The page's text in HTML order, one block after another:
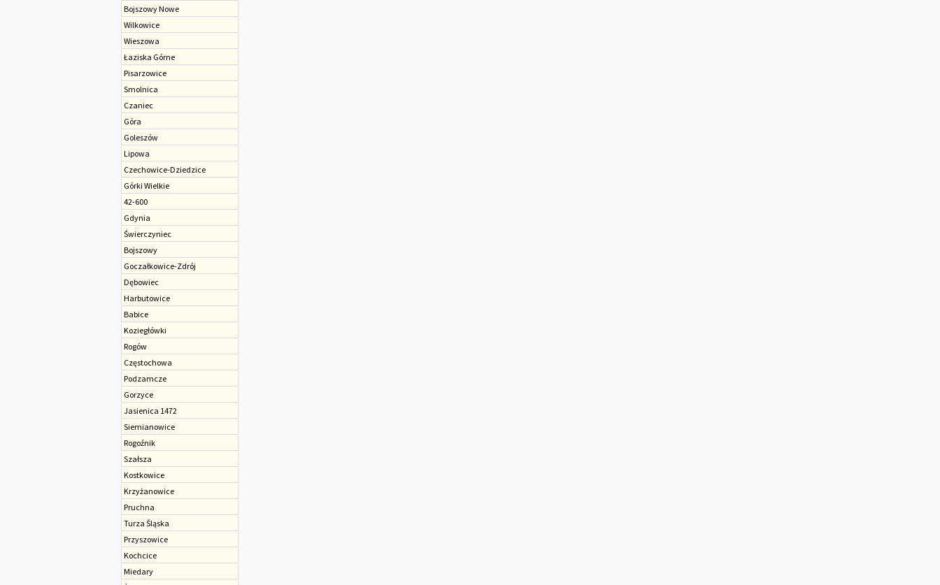
Bojszowy Nowe
Wilkowice
Wieszowa
Łaziska Górne
Pisarzowice
Smolnica
Czaniec
Góra
Goleszów
Lipowa
Czechowice-Dziedzice
Górki Wielkie
42-600
Gdynia
Świerczyniec
Bojszowy
Goczałkowice-Zdrój
Dębowiec
Harbutowice
Babice
Koziegłówki
Rogów
Czę­sto­cho­wa
Podzamcze
Gorzyce
Jasienica 1472
Siemianowice
Rogoźnik
Szałsza
Kostkowice
Krzyżanowice
Pruchna
Turza Śląska
Przyszowice
Kochcice
Miedary